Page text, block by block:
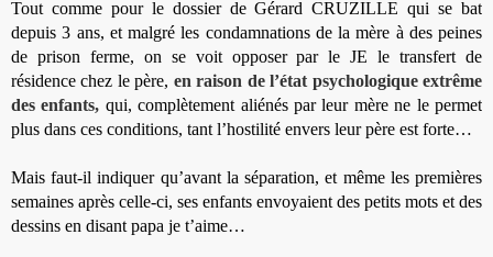
Tout comme pour le dossier de Gérard CRUZILLE qui se bat
depuis 3 ans, et malgré les condamnations de la mère à des peines
de prison ferme, on se voit opposer par le JE le transfert de
résidence chez le père, en raison de l’état psychologique extrême
des enfants, qui, complètement aliénés par leur mère ne le permet
plus dans ces conditions, tant l’hostilité envers leur père est forte…
Mais faut-il indiquer qu’avant la séparation, et même les premières
semaines après celle-ci, ses enfants envoyaient des petits mots et des
dessins en disant papa je t’aime…